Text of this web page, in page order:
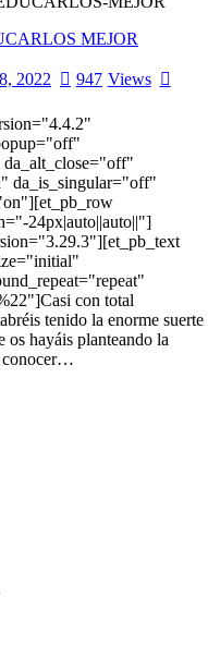
MEJOR
2022 947 Views
da_is_singular="off"
24px|auto||auto||"]
con total
tenido la enorme suerte
os hayáis planteando la
conocer…